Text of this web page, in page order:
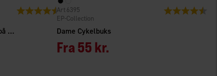
Dame top med knaplukning bagpå Seamless
Vurdering: 4.5 ud af 5 stjerner
Dame Cykelbuks
EP-Collection
6395
Fra55 kr.
Vurdering: